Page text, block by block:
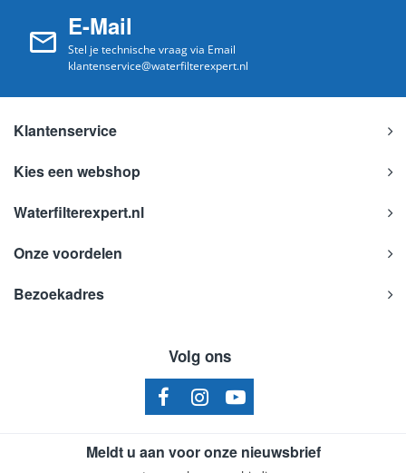
E-Mail
Stel je technische vraag via Email
klantenservice@waterfilterexpert.nl
Klantenservice
Kies een webshop
Waterfilterexpert.nl
Onze voordelen
Bezoekadres
Volg ons
Meldt u aan voor onze nieuwsbrief